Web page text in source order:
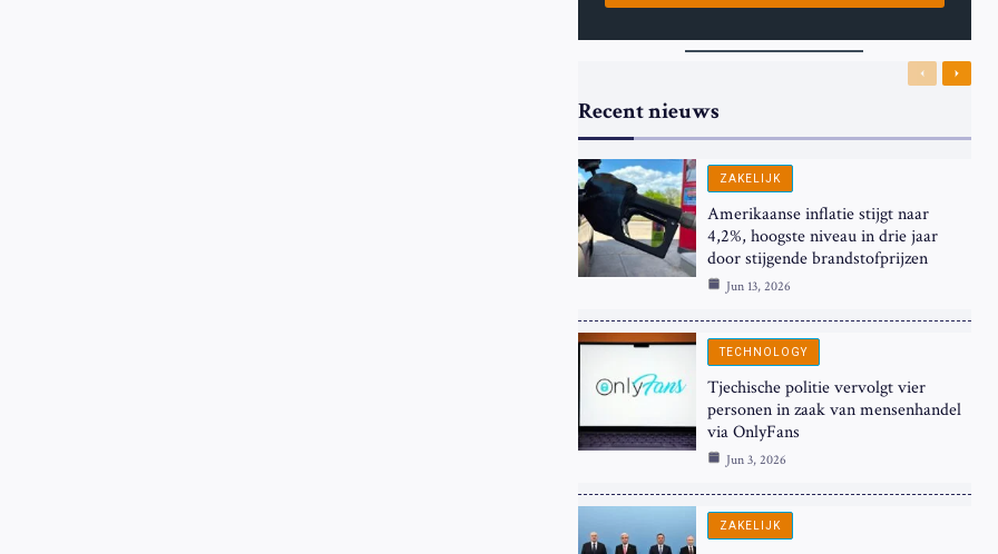
Recent nieuws
Previous
Next
ZAKELIJK
Amerikaanse inflatie stijgt naar
4,2%, hoogste niveau in drie jaar
door stijgende brandstofprijzen
Jun 13, 2026
TECHNOLOGY
Tjechische politie vervolgt vier
personen in zaak van mensenhandel
via OnlyFans
Jun 3, 2026
ZAKELIJK